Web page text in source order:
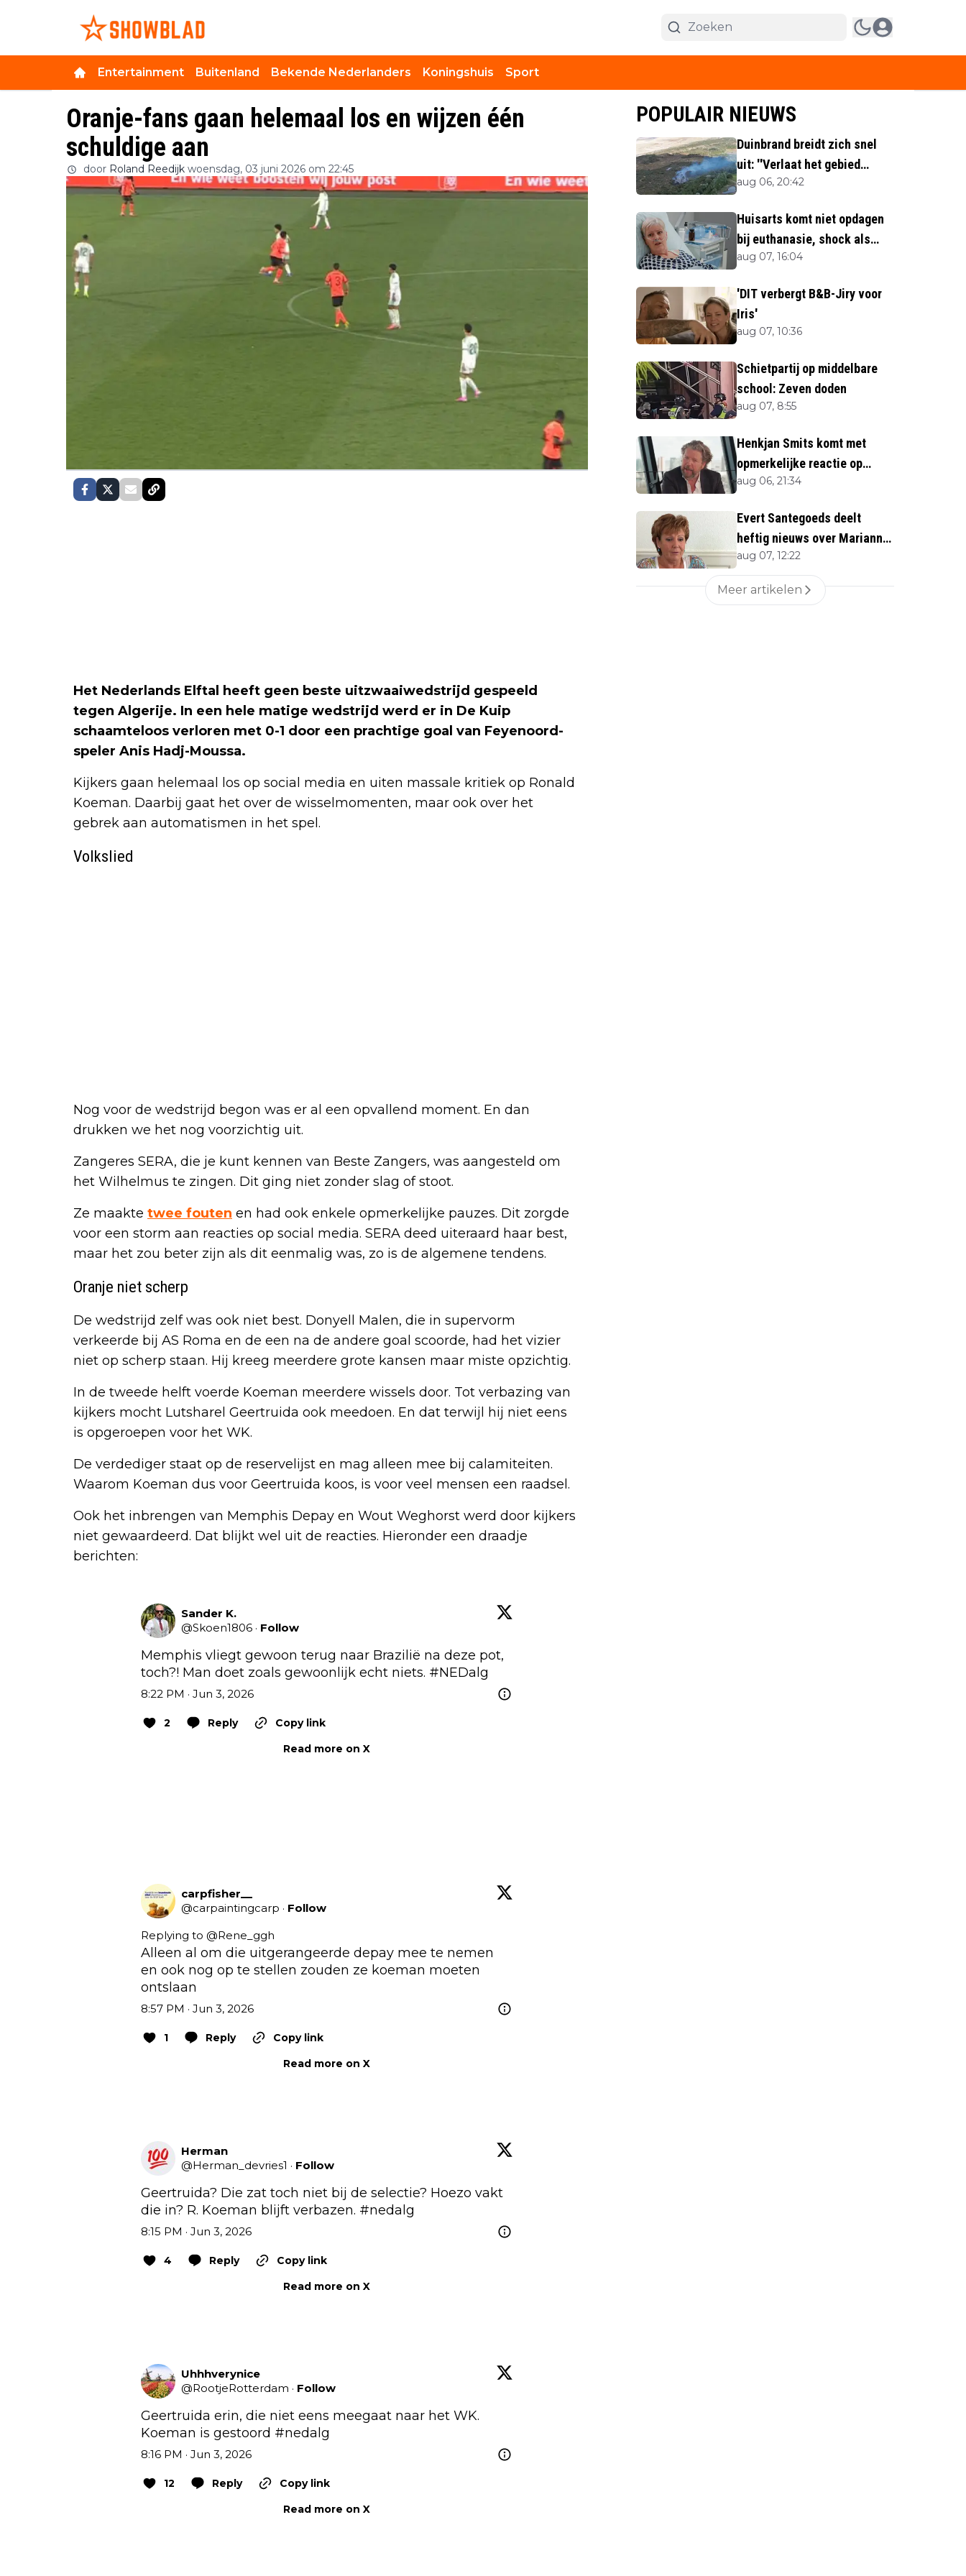
Entertainment Buitenland Bekende Nederlanders Koningshuis Sport
Oranje-fans gaan helemaal los en wijzen één
schuldige aan
door Roland Reedijk woensdag, 03 juni 2026 om 22:45
Het Nederlands Elftal heeft geen beste uitzwaaiwedstrijd gespeeld
tegen Algerije. In een hele matige wedstrijd werd er in De Kuip
schaamteloos verloren met 0-1 door een prachtige goal van Feyenoord-
speler Anis Hadj-Moussa.
Kijkers gaan helemaal los op social media en uiten massale kritiek op Ronald
Koeman. Daarbij gaat het over de wisselmomenten, maar ook over het
gebrek aan automatismen in het spel.
Volkslied
Nog voor de wedstrijd begon was er al een opvallend moment. En dan
drukken we het nog voorzichtig uit.
Zangeres SERA, die je kunt kennen van Beste Zangers, was aangesteld om
het Wilhelmus te zingen. Dit ging niet zonder slag of stoot.
Ze maakte twee fouten en had ook enkele opmerkelijke pauzes. Dit zorgde
voor een storm aan reacties op social media. SERA deed uiteraard haar best,
maar het zou beter zijn als dit eenmalig was, zo is de algemene tendens.
Oranje niet scherp
De wedstrijd zelf was ook niet best. Donyell Malen, die in supervorm
verkeerde bij AS Roma en de een na de andere goal scoorde, had het vizier
niet op scherp staan. Hij kreeg meerdere grote kansen maar miste opzichtig.
In de tweede helft voerde Koeman meerdere wissels door. Tot verbazing van
kijkers mocht Lutsharel Geertruida ook meedoen. En dat terwijl hij niet eens
is opgeroepen voor het WK.
De verdediger staat op de reservelijst en mag alleen mee bij calamiteiten.
Waarom Koeman dus voor Geertruida koos, is voor veel mensen een raadsel.
Ook het inbrengen van Memphis Depay en Wout Weghorst werd door kijkers
niet gewaardeerd. Dat blijkt wel uit de reacties. Hieronder een draadje
berichten:
Sander K.
@Skoen1806 · Follow
Memphis vliegt gewoon terug naar Brazilië na deze pot,
toch?! Man doet zoals gewoonlijk echt niets. #NEDalg
8:22 PM · Jun 3, 2026
2 Reply
Copy link
Read more on X
carpfisher__
@carpaintingcarp · Follow
Replying to @Rene_ggh
Alleen al om die uitgerangeerde depay mee te nemen
en ook nog op te stellen zouden ze koeman moeten
ontslaan
8:57 PM · Jun 3, 2026
1 Reply
Copy link
Read more on X
Herman
@Herman_devries1 · Follow
Geertruida? Die zat toch niet bij de selectie? Hoezo vakt
die in? R. Koeman blijft verbazen. #nedalg
8:15 PM · Jun 3, 2026
4 Reply
Copy link
Read more on X
Uhhhverynice
@RootjeRotterdam · Follow
Geertruida erin, die niet eens meegaat naar het WK.
Koeman is gestoord #nedalg
8:16 PM · Jun 3, 2026
12 Reply
Copy link
Read more on X
POPULAIR NIEUWS
Duinbrand breidt zich snel
uit: ''Verlaat het gebied
direct''
aug 06, 20:42
Huisarts komt niet opdagen
bij euthanasie, shock als
blijkt waar ze is
aug 07, 16:04
'DIT verbergt B&B-Jiry voor
Iris'
aug 07, 10:36
Schietpartij op middelbare
school: Zeven doden
aug 07, 8:55
Henkjan Smits komt met
opmerkelijke reactie op
overlijden Jerney Kaagman
aug 06, 21:34
Evert Santegoeds deelt
heftig nieuws over Marianne
Weber (70)
aug 07, 12:22
Meer artikelen